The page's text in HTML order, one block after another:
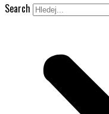
Search